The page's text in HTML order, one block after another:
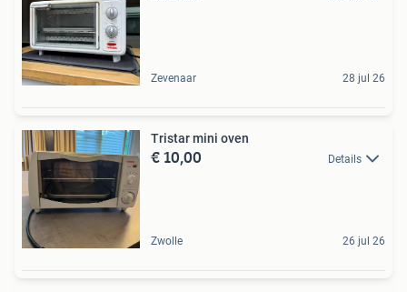
Zevenaar 28 jul 26
Tristar mini oven
€ 10,00 Details
Zwolle 26 jul 26